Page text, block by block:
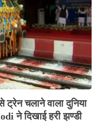
चलाने वाला दुनिया
ने दिखाई हरी झण्डी